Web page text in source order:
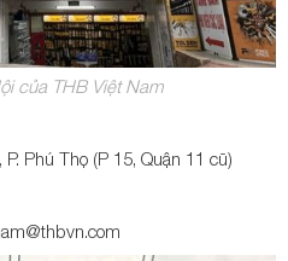
của THB Việt Nam
Phú Thọ (P 15, Quận 11 cũ)